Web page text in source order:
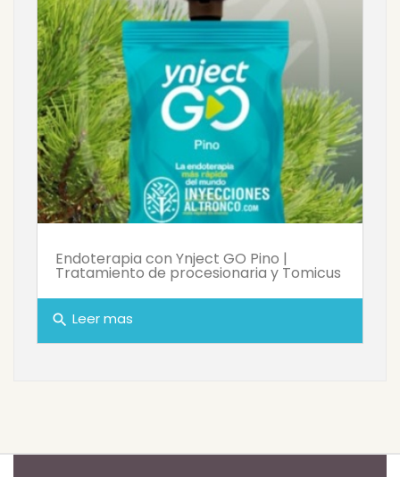
Endoterapia con Ynject GO Pino |
Tratamiento de procesionaria y Tomicus
search Leer mas